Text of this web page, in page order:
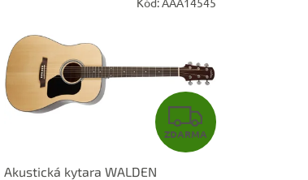
Z
D
ZDARMA
Akustická kytara WALDEN